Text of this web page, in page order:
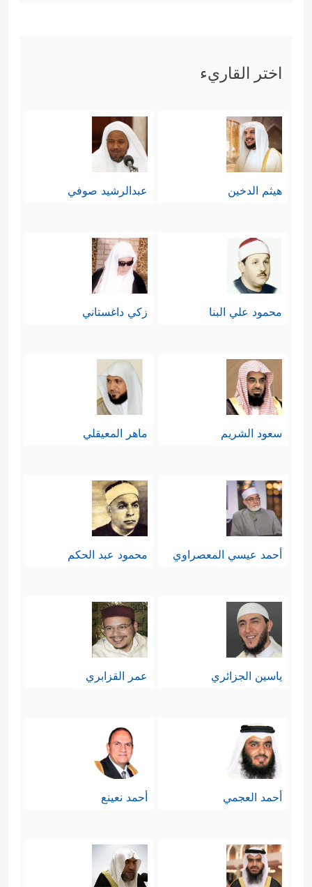
اختر القاريء
هيثم الدخين عبدالرشيد صوفي
محمود علي البنا زكي داغستاني
سعود الشريم ماهر المعيقلي
أحمد عيسي المعصراوي محمود عبد الحكم
ياسين الجزائري عمر القزابري
أحمد العجمي أحمد نعينع